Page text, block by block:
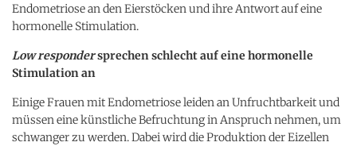
Endometriose an den Eierstöcken und ihre Antwort auf eine
hormonelle Stimulation.
Low respondersprechen schlecht auf eine hormonelle
Stimulation an
Einige Frauen mit Endometriose leiden an Unfruchtbarkeit und
müssen eine künstliche Befruchtung in Anspruch nehmen, um
schwanger zu werden. Dabei wird die Produktion der Eizellen